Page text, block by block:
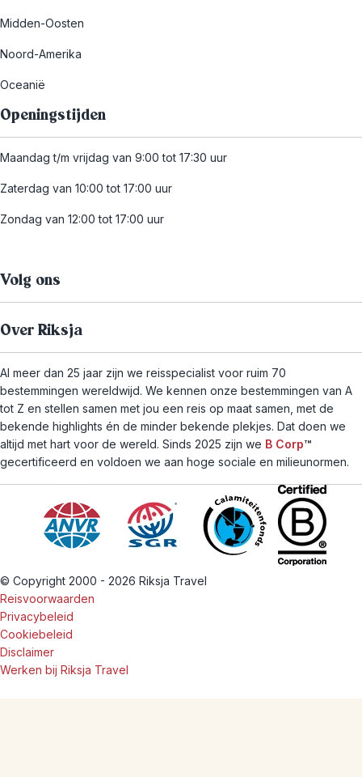
Midden-Oosten
Noord-Amerika
Oceanië
Openingstijden
Maandag t/m vrijdag van 9:00 tot 17:30 uur
Zaterdag van 10:00 tot 17:00 uur
Zondag van 12:00 tot 17:00 uur
Volg ons
Over Riksja
Al meer dan 25 jaar zijn we reisspecialist voor ruim 70
bestemmingen wereldwijd. We kennen onze bestemmingen van A
tot Z en stellen samen met jou een reis op maat samen, met de
bekende highlights én de minder bekende plekjes. Dat doen we
altijd met hart voor de wereld. Sinds 2025 zijn we B Corp™
gecertificeerd en voldoen we aan hoge sociale en milieunormen.
© Copyright 2000 - 2026 Riksja Travel
Reisvoorwaarden
Privacybeleid
Cookiebeleid
Disclaimer
Werken bij Riksja Travel